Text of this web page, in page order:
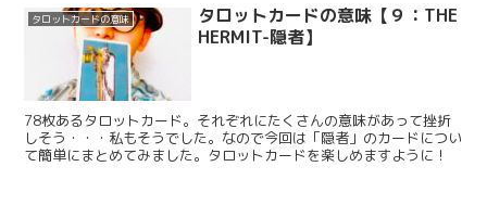
タロットカードの意味
タロットカードの意味【９：THE
HERMIT-隠者】
78枚あるタロットカード。それぞれにたくさんの意味があって挫折
しそう・・・私もそうでした。なので今回は「隠者」のカードについ
て簡単にまとめてみました。タロットカードを楽しめますように！